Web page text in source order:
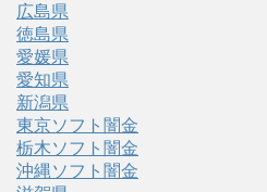
広島県
徳島県
愛媛県
愛知県
新潟県
東京ソフト闇金
栃木ソフト闇金
沖縄ソフト闇金